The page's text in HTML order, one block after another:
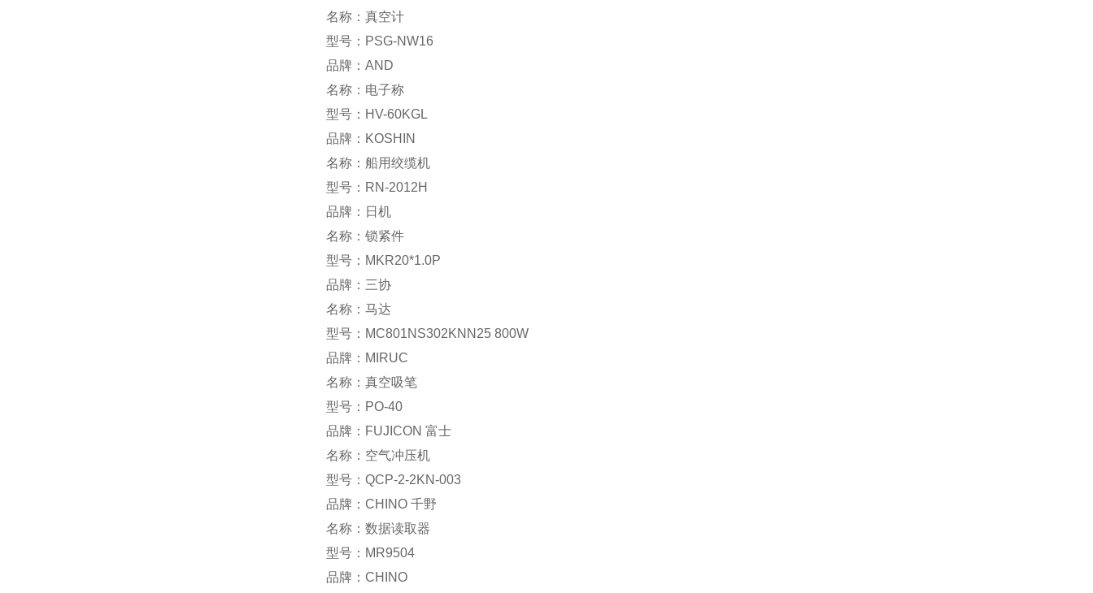
名称：真空计
型号：PSG-NW16
品牌：AND
名称：电子称
型号：HV-60KGL
品牌：KOSHIN
名称：船用绞缆机
型号：RN-2012H
品牌：日机
名称：锁紧件
型号：MKR20*1.0P
品牌：三协
名称：马达
型号：MC801NS302KNN25 800W
品牌：MIRUC
名称：真空吸笔
型号：PO-40
品牌：FUJICON 富士
名称：空气冲压机
型号：QCP-2-2KN-003
品牌：CHINO 千野
名称：数据读取器
型号：MR9504
品牌：CHINO